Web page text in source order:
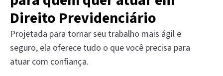
Direito Previdenciário
Projetada para tornar seu trabalho mais ágil e
seguro, ela oferece tudo o que você precisa para
atuar com confiança.